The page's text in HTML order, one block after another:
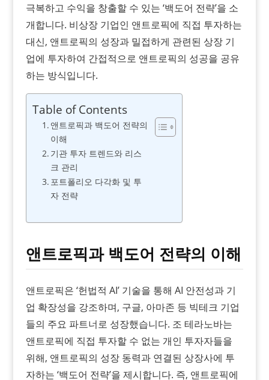
극복하고 수익을 창출할 수 있는 ‘백도어 전략’을 소
개합니다. 비상장 기업인 앤트로픽에 직접 투자하는
대신, 앤트로픽의 성장과 밀접하게 관련된 상장 기
업에 투자하여 간접적으로 앤트로픽의 성공을 공유
하는 방식입니다.
Table of Contents
앤트로픽과 백도어 전략의
이해
기관 투자 트렌드와 리스
크 관리
포트폴리오 다각화 및 투
자 전략
앤트로픽과 백도어 전략의 이해
앤트로픽은 ‘헌법적 AI’ 기술을 통해 AI 안전성과 기
업 확장성을 강조하며, 구글, 아마존 등 빅테크 기업
들의 주요 파트너로 성장했습니다. 조 테라노바는
앤트로픽에 직접 투자할 수 없는 개인 투자자들을
위해, 앤트로픽의 성장 동력과 연결된 상장사에 투
자하는 ‘백도어 전략’을 제시합니다. 즉, 앤트로픽에